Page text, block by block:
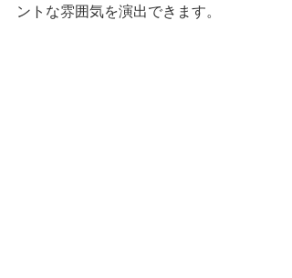
ントな雰囲気を演出できます。